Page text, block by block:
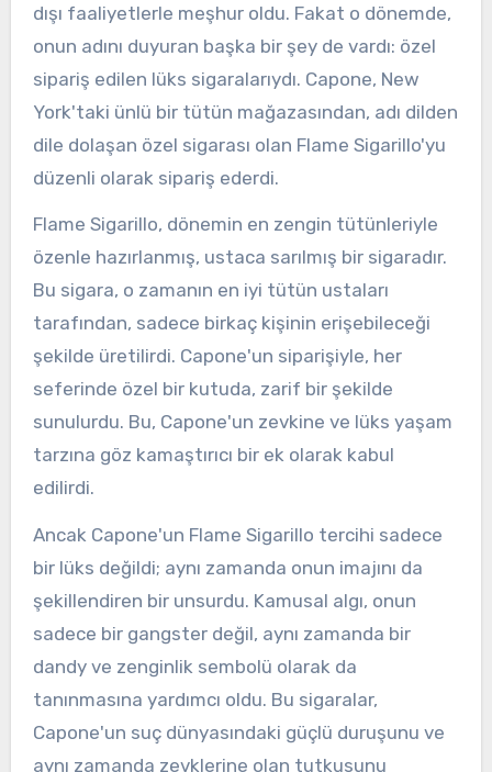
dışı faaliyetlerle meşhur oldu. Fakat o dönemde,
onun adını duyuran başka bir şey de vardı: özel
sipariş edilen lüks sigaralarıydı. Capone, New
York'taki ünlü bir tütün mağazasından, adı dilden
dile dolaşan özel sigarası olan Flame Sigarillo'yu
düzenli olarak sipariş ederdi.
Flame Sigarillo, dönemin en zengin tütünleriyle
özenle hazırlanmış, ustaca sarılmış bir sigaradır.
Bu sigara, o zamanın en iyi tütün ustaları
tarafından, sadece birkaç kişinin erişebileceği
şekilde üretilirdi. Capone'un siparişiyle, her
seferinde özel bir kutuda, zarif bir şekilde
sunulurdu. Bu, Capone'un zevkine ve lüks yaşam
tarzına göz kamaştırıcı bir ek olarak kabul
edilirdi.
Ancak Capone'un Flame Sigarillo tercihi sadece
bir lüks değildi; aynı zamanda onun imajını da
şekillendiren bir unsurdu. Kamusal algı, onun
sadece bir gangster değil, aynı zamanda bir
dandy ve zenginlik sembolü olarak da
tanınmasına yardımcı oldu. Bu sigaralar,
Capone'un suç dünyasındaki güçlü duruşunu ve
aynı zamanda zevklerine olan tutkusunu